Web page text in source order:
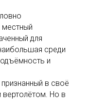
для
среди
и
в своё
Но в